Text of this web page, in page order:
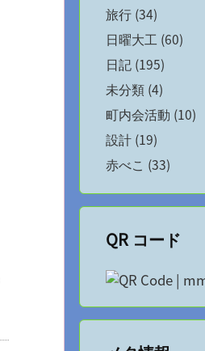
旅行 (34)
日曜大工 (60)
日記 (195)
未分類 (4)
町内会活動 (10)
設計 (19)
赤べこ (33)
QR コード